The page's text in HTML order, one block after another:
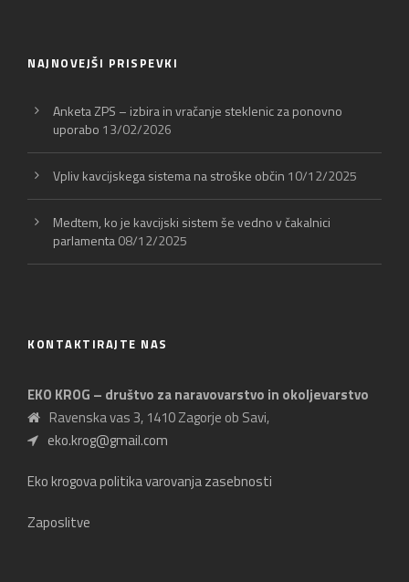
NAJNOVEJŠI PRISPEVKI
Anketa ZPS – izbira in vračanje steklenic za ponovno
uporabo 13/02/2026
Vpliv kavcijskega sistema na stroške občin 10/12/2025
Medtem, ko je kavcijski sistem še vedno v čakalnici
parlamenta08/12/2025
KONTAKTIRAJTE NAS
EKO KROG – društvo za naravovarstvo in okoljevarstvo
Ravenska vas 3, 1410 Zagorje ob Savi,
eko.krog@gmail.com
Eko krogova politika varovanja zasebnosti
Zaposlitve